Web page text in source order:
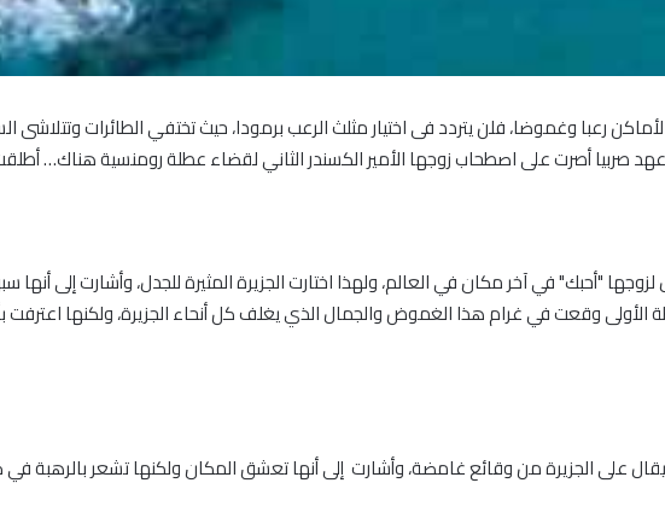
رعبا وغموضا، فلن يتردد فى اختيار مثلث الرعب برمودا، حيث تختفي الطائرات وتتلاشى
عهد صربيا أصرت على اصطحاب زوجها الأمير الكسندر الثاني لقضاء عطلة رومنسية هناك…
"أحبك" في آخر مكان في العالم، ولهذا اختارت الجزيرة المثيرة للجدل، وأشارت إلى
الأولى وقعت في غرام هذا الغموض والجمال الذي يغلف كل أنحاء الجزيرة، ولكنها
على الجزيرة من وقائع غامضة، وأشارت إلى أنها تعشق المكان ولكنها تشعر بالرهبة في